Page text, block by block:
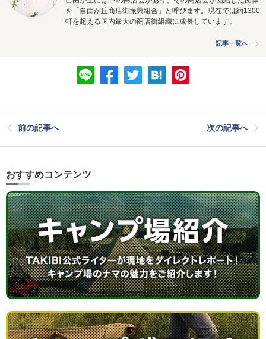
を「自由が丘商店街振興組合」と呼びます。現在では約1300
軒を超える国内最大の商店街組織に成長しています。
記事一覧へ
前の記事へ 次の記事へ
おすすめコンテンツ